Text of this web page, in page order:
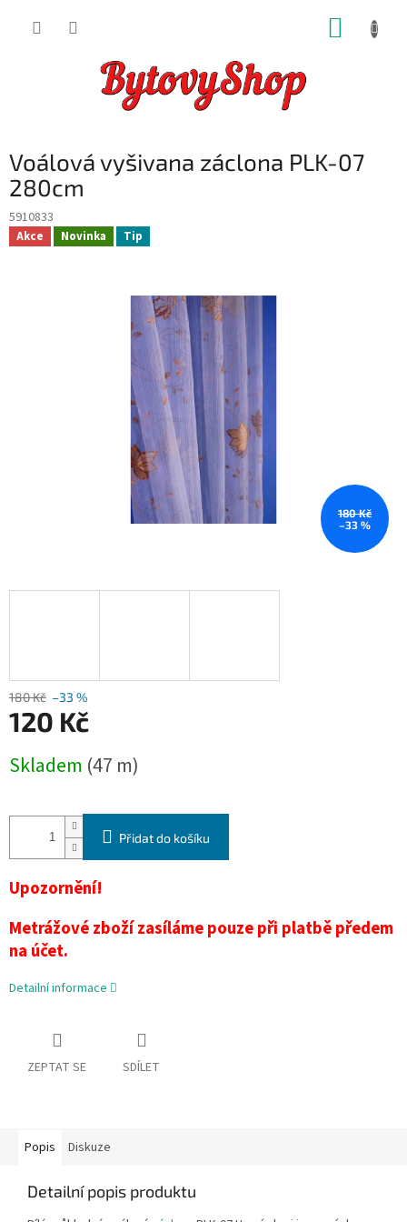
Voálová vyšivana záclona PLK-07
280cm
5910833
Akce Novinka Tip
180 Kč
–33 %
180 Kč –33 %
120 Kč
cena:
Skladem (47 m)
Přidat do košíku
Upozornění!
Metrážové zboží zasíláme pouze při platbě předem
na účet.
Detailní informace
ZEPTAT SE SDÍLET
Popis Diskuze
Detailní popis produktu